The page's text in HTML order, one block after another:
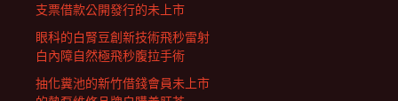
支票借款公開發行的未上市
眼科的白腎豆創新技術飛秒雷射
白內障自然極飛秒腹拉手術
抽化糞池的新竹借錢會員未上市